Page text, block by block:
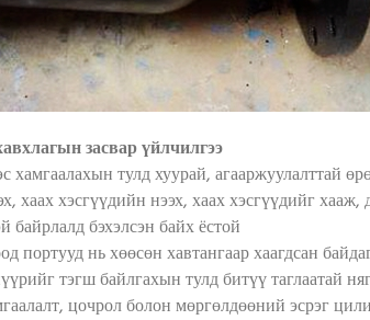
засвар үйлчилгээ
хамгаалахын тулд хуурай, агааржуулалттай
хаах хэсгүүдийн нээх, хаах хэсгүүдийг хааж,
байрлалд бэхэлсэн байх ёстой
портууд нь хөөсөн хавтангаар хаагдсан
тэгш байлгахын тулд битүү таглаатай
цочрол болон мөргөлдөөний эсрэг